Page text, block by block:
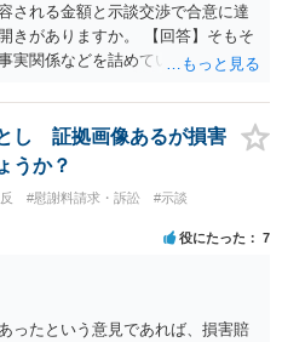
される金額と示談交渉で合意に達
きがありますか。 【回答】そもそ
実関係などを詰めていないことが
し 証拠画像あるが損害
うか？
#慰謝料請求・訴訟
#示談
役にたった 7
ったという意見であれば、損害賠